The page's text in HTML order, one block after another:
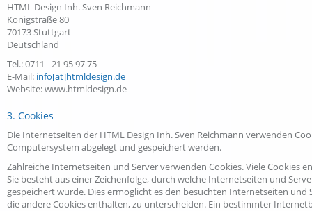
HTML Design Inh. Sven Reichmann
Königstraße 80
70173 Stuttgart
Deutschland
Tel.: 0711 - 21 95 97 75
E-Mail: info[at]htmldesign.de
Website: www.htmldesign.de
3. Cookies
Die Internetseiten der HTML Design Inh. Sven Reichmann verwenden
Computersystem abgelegt und gespeichert werden.
Zahlreiche Internetseiten und Server verwenden Cookies. Viele Cookies
Sie besteht aus einer Zeichenfolge, durch welche Internetseiten und
gespeichert wurde. Dies ermöglicht es den besuchten Internetseiten
die andere Cookies enthalten, zu unterscheiden. Ein bestimmter